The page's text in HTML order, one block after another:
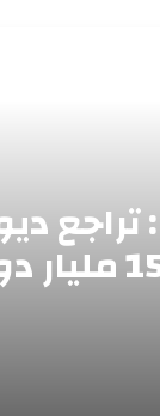
تراجع
الخارجية إلى 155